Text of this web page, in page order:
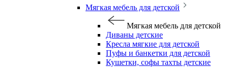
Мягкая мебель для детской
Мягкая мебель для детской
Диваны детские
Кресла мягкие для детской
Пуфы и банкетки для детской
Кушетки, софы тахты детские